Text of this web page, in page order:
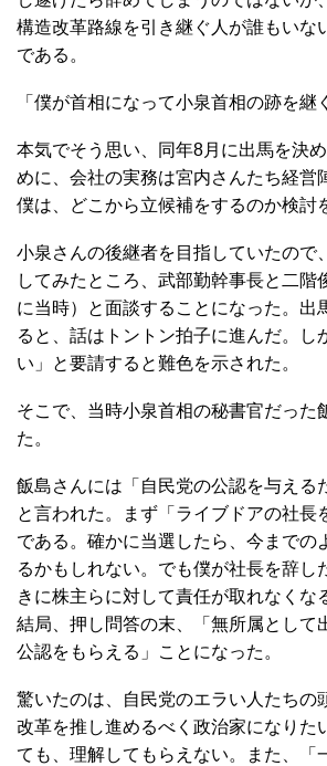
構造改革路線を引き継ぐ人が誰もいな
である。
「僕が首相になって小泉首相の跡を継
本気でそう思い、同年8月に出馬を決
めに、会社の実務は宮内さんたち経営
僕は、どこから立候補をするのか検討
小泉さんの後継者を目指していたので
してみたところ、武部勤幹事長と二階
に当時）と面談することになった。出
ると、話はトントン拍子に進んだ。し
い」と要請すると難色を示された。
そこで、当時小泉首相の秘書官だった
た。
飯島さんには「自民党の公認を与える
と言われた。まず「ライブドアの社長
である。確かに当選したら、今までの
るかもしれない。でも僕が社長を辞し
きに株主らに対して責任が取れなくな
結局、押し問答の末、「無所属として
公認をもらえる」ことになった。
驚いたのは、自民党のエラい人たちの
改革を推し進めるべく政治家になりた
ても、理解してもらえない。また、「